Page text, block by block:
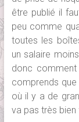
être publié il
peu comme
toutes les
un salaire
donc
comprends que
où il y a de
va pas très bien